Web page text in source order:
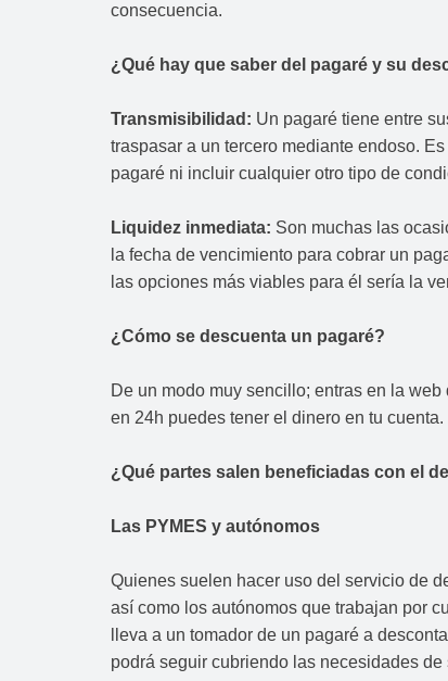
consecuencia.
¿Qué hay que saber del pagaré y su
Transmisibilidad: Un pagaré tiene entre
traspasar a un tercero mediante endoso.
pagaré ni incluir cualquier otro tipo de
Liquidez inmediata: Son muchas las
la fecha de vencimiento para cobrar un
las opciones más viables para él sería la
¿Cómo se descuenta un pagaré?
De un modo muy sencillo; entras en la
en 24h puedes tener el dinero en tu cuenta.
¿Qué partes salen beneficiadas con el
Las PYMES y autónomos
Quienes suelen hacer uso del servicio de
así como los autónomos que trabajan por
lleva a un tomador de un pagaré a
podrá seguir cubriendo las necesidades de